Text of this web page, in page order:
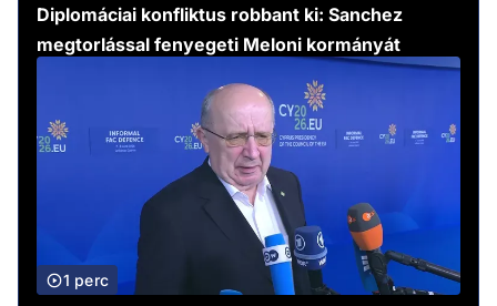
Diplomáciai konfliktus robbant ki: Sanchez
megtorlással fenyegeti Meloni kormányát
1 perc